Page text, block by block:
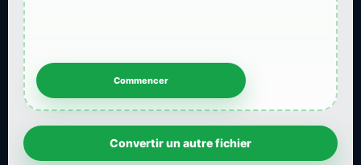
Convertir un autre fichier